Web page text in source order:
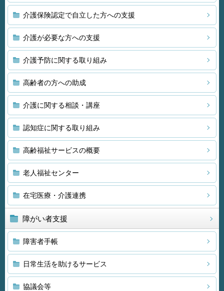
介護保険認定で自立した方への支援
介護が必要な方への支援
介護予防に関する取り組み
高齢者の方への助成
介護に関する相談・講座
認知症に関する取り組み
高齢福祉サービスの概要
老人福祉センター
在宅医療・介護連携
障がい者支援
障害者手帳
日常生活を助けるサービス
協議会等